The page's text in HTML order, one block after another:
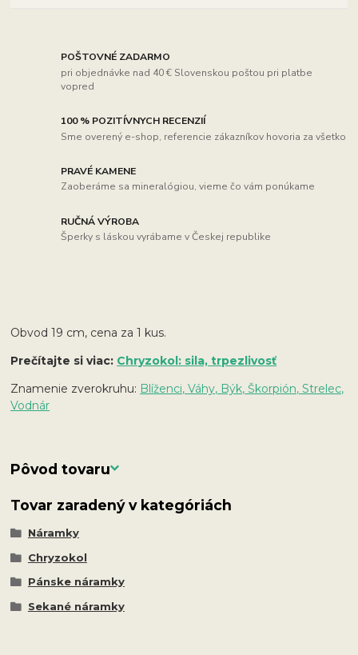
POŠTOVNÉ ZADARMO
pri objednávke nad 40 € Slovenskou poštou pri platbe
vopred
100 % POZITÍVNYCH RECENZIÍ
Sme overený e-shop, referencie zákazníkov hovoria za všetko
PRAVÉ KAMENE
Zaoberáme sa mineralógiou, vieme čo vám ponúkame
RUČNÁ VÝROBA
Šperky s láskou vyrábame v Českej republike
Obvod 19 cm, cena za 1 kus.
Prečítajte si viac: Chryzokol: sila, trpezlivosť
Znamenie zverokruhu: Blíženci, Váhy, Býk, Škorpión, Strelec,
Vodnár
Pôvod tovaru
Tovar zaradený v kategóriách
Náramky
Chryzokol
Pánske náramky
Sekané náramky